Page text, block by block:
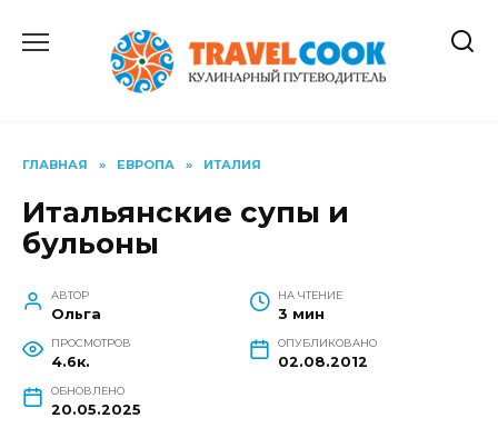
содержанию
ГЛАВНАЯ » ЕВРОПА » ИТАЛИЯ
Итальянские супы и
бульоны
АВТОР
Ольга
НА ЧТЕНИЕ
3 мин
ПРОСМОТРОВ
4.6к.
ОПУБЛИКОВАНО
02.08.2012
ОБНОВЛЕНО
20.05.2025